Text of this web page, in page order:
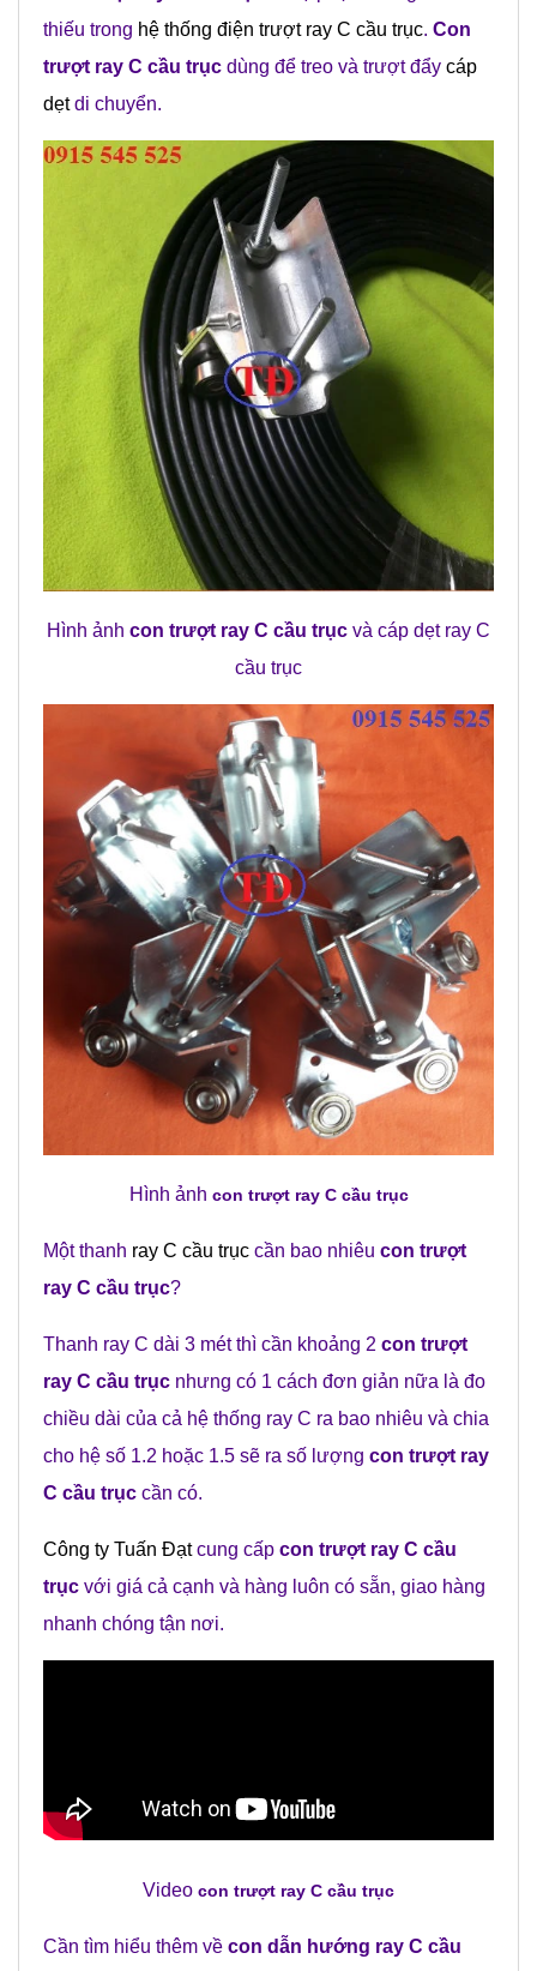
thiếu trong hệ thống điện trượt ray C cầu trục. Con
trượt ray C cầu trục dùng để treo và trượt đẩy cáp
dẹtdi chuyển.
Hình ảnh con trượt ray C cầu trục và cáp dẹt ray C
cầu trục
Hình ảnh con trượt ray C cầu trục
Một thanh ray C cầu trục cần bao nhiêu con trượt
ray C cầu trục?
Thanh ray C dài 3 mét thì cần khoảng 2 con trượt
ray C cầu trục nhưng có 1 cách đơn giản nữa là đo
chiều dài của cả hệ thống ray C ra bao nhiêu và chia
cho hệ số 1.2 hoặc 1.5 sẽ ra số lượng con trượt ray
C cầu trục cần có.
Công ty Tuấn Đạtcung cấp con trượt ray C cầu
trục với giá cả cạnh và hàng luôn có sẵn, giao hàng
nhanh chóng tận nơi.
Video con trượt ray C cầu trục
Cần tìm hiểu thêm về con dẫn hướng ray C cầu